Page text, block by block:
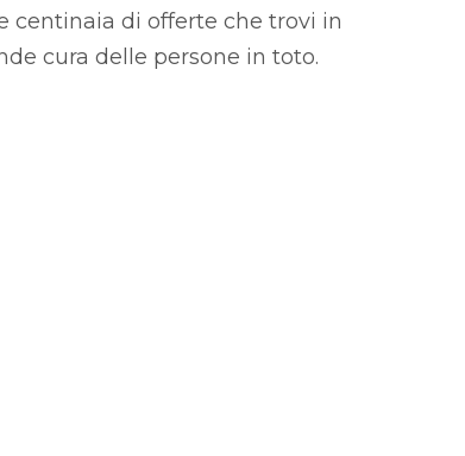
centinaia di offerte che trovi in
cura delle persone in toto.